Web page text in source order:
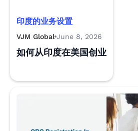
印度的业务设置
VJM Global June 8, 2026
如何从印度在美国创业